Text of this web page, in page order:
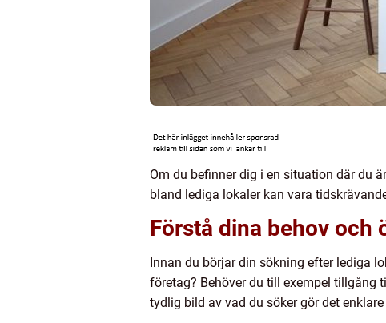
Om du befinner dig i en situation där du
bland lediga lokaler kan vara
Förstå dina behov och
Innan du börjar din sökning efter lediga
företag? Behöver du till exempel tillgång
tydlig bild av vad du söker gör det